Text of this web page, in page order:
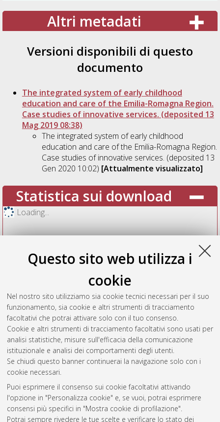
Questo sito web utilizza i
cookie
Nel nostro sito utilizziamo sia cookie tecnici necessari per il suo
funzionamento, sia cookie e altri strumenti di tracciamento
facoltativi che potrai attivare solo con il tuo consenso.
Cookie e altri strumenti di tracciamento facoltativi sono usati per
analisi statistiche, misure sull'efficacia della comunicazione
istituzionale e analisi dei comportamenti degli utenti.
Se chiudi questo banner continuerai la navigazione solo con i
cookie necessari.
Puoi esprimere il consenso sui cookie facoltativi attivando
l'opzione in "Personalizza cookie" e, se vuoi, potrai esprimere
consensi più specifici in "Mostra cookie di profilazione".
Potrai sempre rivedere le tue scelte e verificare lo stato dei
Altri metadati
Versioni disponibili di questo
documento
The integrated system of early childhood
education and care of the Emilia-Romagna Region.
Case studies of innovative services. (deposited 13
Mag 2019 08:38)
The integrated system of early childhood
education and care of the Emilia-Romagna Region.
Case studies of innovative services. (deposited 13
Gen 2020 10:02) [Attualmente visualizzato]
Statistica sui download
Loading...
Vedi altre statistiche
Gestione del documento:
Atom
AMS Acta
ISSN: 2038-7954
re3data.org -